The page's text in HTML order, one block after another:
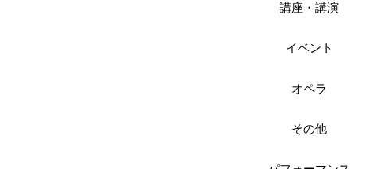
講座・講演
イベント
オペラ
その他